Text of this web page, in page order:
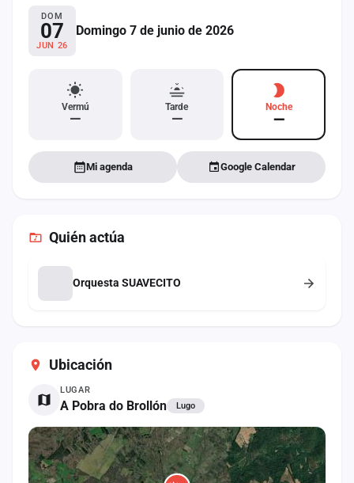
Ubicación
LUGAR
A Pobra do Brollón Lugo
DOM
07
JUN 26
Domingo 7 de junio de 2026
Vermú
—
Tarde
—
Noche
—
Mi agenda Google Calendar
Quién actúa
Orquesta SUAVECITO
Contacto